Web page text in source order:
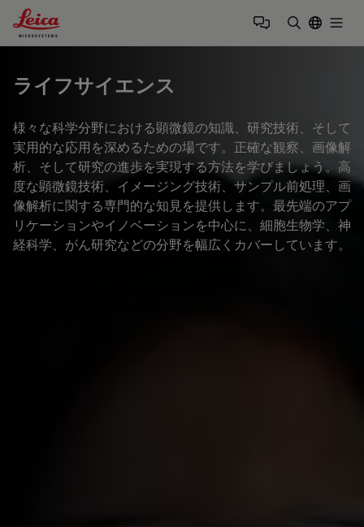
Leica Microsystems Logo
ライフサイエンス
様々な科学分野における顕微鏡の知識、研究技術、そして
実用的な応用を深めるための場です。正確な観察、画像解
析、そして研究の進歩を実現する方法を学びましょう。高
度な顕微鏡技術、イメージング技術、サンプル前処理、画
像解析に関する専門的な知見を提供します。最先端のアプ
リケーションやイノベーションを中心に、細胞生物学、神
経科学、がん研究などの分野を幅広くカバーしています。